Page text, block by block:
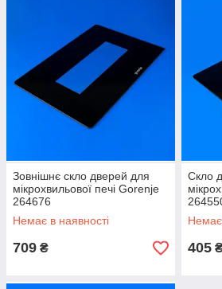
Зовнішнє скло дверей для
мікрохвильової печі Gorenje
264676
Немає в наявності
709 ₴
Скло
Немає
405